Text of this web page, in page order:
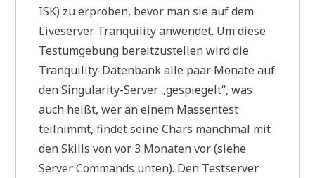
ISK) zu erproben, bevor man sie auf dem
Liveserver Tranquility anwendet. Um diese
Testumgebung bereitzustellen wird die
Tranquility-Datenbank alle paar Monate auf
den Singularity-Server „gespiegelt“, was
auch heißt, wer an einem Massentest
teilnimmt, findet seine Chars manchmal mit
den Skills von vor 3 Monaten vor (siehe
Server Commands unten). Den Testserver